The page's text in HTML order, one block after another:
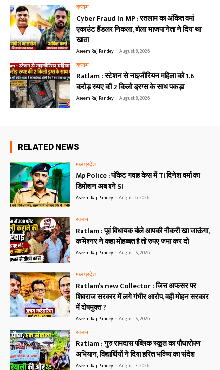
क्राइम
Cyber Fraud In MP : रतलाम का अंकित वर्मा
एकाउंट हैंडलर निकला, बोला भाजपा नेता ने दिया था
खाता
Aseem Raj Pandey - August 8, 2026
क्राइम
Ratlam : स्टेशन से नाइजीरियन महिला को 1.6
करोड़ रुपए की 2 किलो ड्रग्स के साथ पकड़ा
Aseem Raj Pandey - August 8, 2026
RELATED NEWS
मध्य प्रदेश
Mp Police : पॉकेट गवाह केस में TI दिनेश वर्मा का
डिमोशन अब बने SI
Aseem Raj Pandey - August 6, 2026
रतलाम
Ratlam : पूर्व विधायक बोले आपकी नौकरी खा जाऊंगा,
कमिश्नर ने कहा मोहब्बत है तो रुपए जमा कर दो
Aseem Raj Pandey - August 5, 2026
मध्य प्रदेश
Ratlam’s new Collector : जिस अफसर पर
शिवराज सरकार में लगे गंभीर आरोप, वही मोहन सरकार
में दोषमुक्त ?
Aseem Raj Pandey - August 5, 2026
रतलाम
Ratlam : गुरु रामदास पब्लिक स्कूल का पौधारोपण
अभियान, विद्यार्थियों ने दिया हरित भविष्य का संदेश
Aseem Raj Pandey - August 3, 2026